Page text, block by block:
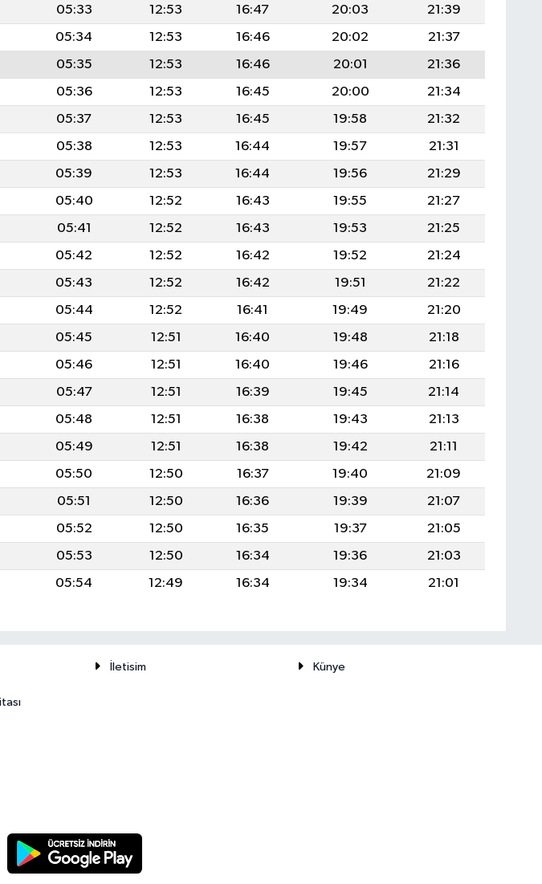
05:33 12:53 16:47 20:03
21:39
05:34 12:53 16:46 20:02
21:37
05:35 12:53 16:46 20:01
21:36
05:36 12:53 16:45 20:00
21:34
05:37 12:53 16:45 19:58
21:32
05:38 12:53 16:44 19:57
21:31
05:39 12:53 16:44 19:56
21:29
05:40 12:52 16:43 19:55
21:27
05:41 12:52 16:43 19:53
21:25
05:42 12:52 16:42 19:52
21:24
05:43 12:52 16:42 19:51
21:22
05:44 12:52 16:41 19:49
21:20
05:45 12:51 16:40 19:48
21:18
05:46 12:51 16:40 19:46
21:16
05:47 12:51 16:39 19:45
21:14
05:48 12:51 16:38 19:43
21:13
05:49 12:51 16:38 19:42
21:11
05:50 12:50 16:37 19:40
21:09
05:51 12:50 16:36 19:39
21:07
05:52 12:50 16:35 19:37
21:05
05:53 12:50 16:34 19:36
21:03
05:54 12:49 16:34 19:34 21:01
İletisim Künye